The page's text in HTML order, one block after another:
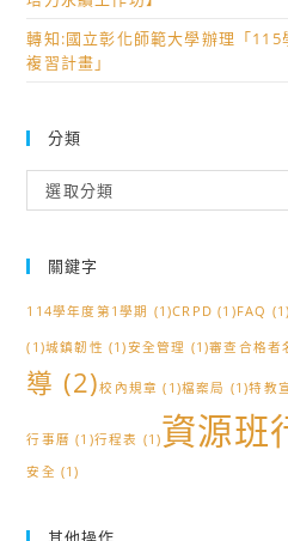
轉知:國立彰化師範大學辦理「
複習計畫」
分類
類
選取分類
關鍵字
114學年度第1學期 (1)CRPD (1)FAQ
(1)城鎮韌性 (1)安全管理 (1)審查合格者
導 (2)校內規章 (1)檔案局 (1)特教
行事曆 (1)行程表 (1)資源班
安全 (1)